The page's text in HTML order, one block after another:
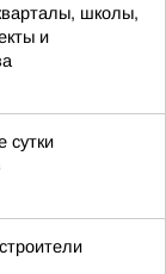
школы,
и